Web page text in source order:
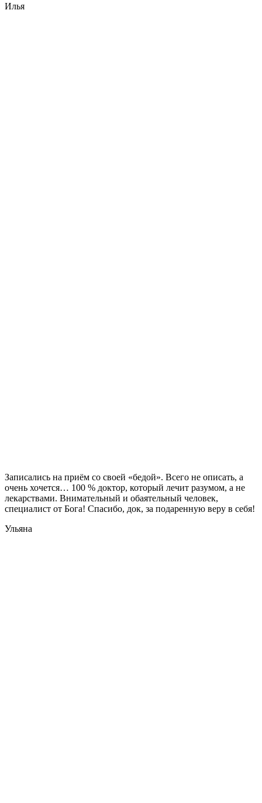
Илья
Записались на приём со своей «бедой». Всего не описать, а
очень хочется… 100 % доктор, который лечит разумом, а не
лекарствами. Внимательный и обаятельный человек,
специалист от Бога! Спасибо, док, за подаренную веру в себя!
Ульяна